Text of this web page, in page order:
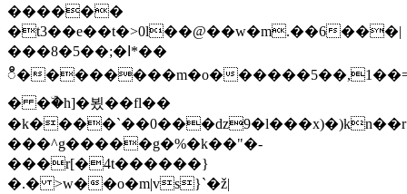
������
�t3��e��t�>0l��@��w�m.��6���|
���8�5��;�ߊ*��
��������m�o�
� �ۜ�h]�뵜��fl��
���^g�����g�%�k��"�-
���r[�4t������}
�.� >w��o�m|vs}`�ž|